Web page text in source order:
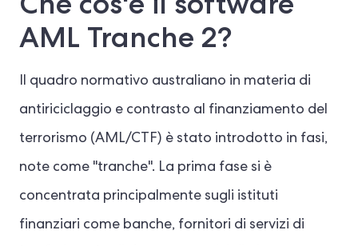
AML Tranche 2?
Il quadro normativo australiano in materia di
antiriciclaggio e contrasto al finanziamento del
terrorismo (AML/CTF) è stato introdotto in fasi,
note come "tranche". La prima fase si è
concentrata principalmente sugli istituti
finanziari come banche, fornitori di servizi di